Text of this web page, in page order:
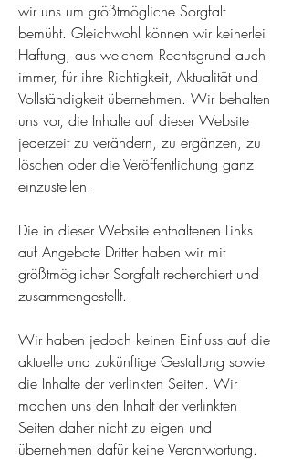
wir uns um größtmögliche Sorgfalt
bemüht. Gleichwohl können wir keinerlei
Haftung, aus welchem Rechtsgrund auch
immer, für ihre Richtigkeit, Aktualität und
Vollständigkeit übernehmen. Wir behalten
uns vor, die Inhalte auf dieser Website
jederzeit zu verändern, zu ergänzen, zu
löschen oder die Veröffentlichung ganz
einzustellen.
Die in dieser Website enthaltenen Links
auf Angebote Dritter haben wir mit
größtmöglicher Sorgfalt recherchiert und
zusammengestellt.
Wir haben jedoch keinen Einfluss auf die
aktuelle und zukünftige Gestaltung sowie
die Inhalte der verlinkten Seiten. Wir
machen uns den Inhalt der verlinkten
Seiten daher nicht zu eigen und
übernehmen dafür keine Verantwortung.